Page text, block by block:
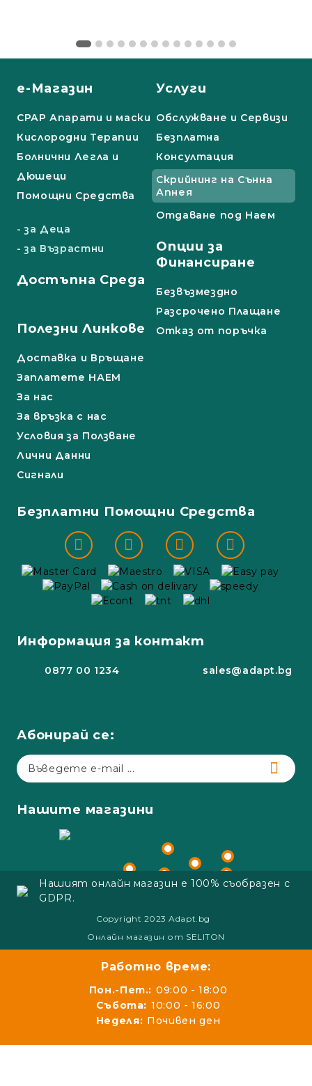
е-Магазин
СРАР Апарати и маски
Кислородни Терапии
Болнични Легла и
Дюшеци
Помощни Средства
- за Деца
- за Възрастни
Достъпна Среда
Услуги
Обслужване и Сервизи
Безплатна
Консултация
Скрийнинг на Сънна
Апнея
Отдаване под Наем
Опции за
Финансиране
Безвъзмездно
Разсрочено Плащане
Полезни Линкове
Доставка и Връщане
Заплатете НАЕМ
За нас
За връзка с нас
Условия за Ползване
Лични Данни
Сигнали
Отказ от поръчка
Безплатни Помощни Средства
Информация за контакт
0877 00 1234 sales@adapt.bg
Абонирай се:
Нашите магазини
Нашият онлайн магазин е 100% съобразен с
GDPR.
Copyright 2023 Adapt.bg
Онлайн магазин от SELITON
Работно време:
Пон.-Пет.: 09:00 - 18:00
Събота: 10:00 - 16:00
Неделя: Почивен ден